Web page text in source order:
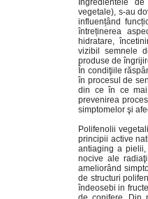
Ingredientele
vegetale), s-au
influențând
întreținerea
hidratare,
vizibil semnele
produse de
În condiţiile
în procesul de
din ce în ce mai
prevenirea
simptomelor şi
Polifenolii
principii active
antiaging a pielii,
nocive ale
ameliorând
de structuri
îndeosebi in